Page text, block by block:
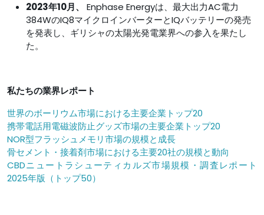
2023年10月、
Enphase Energyは、最大出力AC電力
384WのIQ8マイクロインバーターとIQバッテリーの発売
を発表し、ギリシャの太陽光発電業界への参入を果たし
た。
私たちの業界レポート
世界のボーリウム市場における主要企業トップ20
携帯電話用電磁波防止グッズ市場の主要企業トップ20
NOR型フラッシュメモリ市場の規模と成長
骨セメント・接着剤市場における主要20社の規模と動向
CBDニュートラシューティカルズ市場規模・調査レポート
2025年版（トップ50）